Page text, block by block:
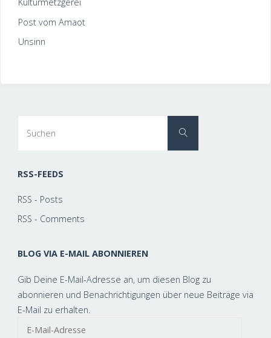
Kulturmetzgerei
Post vom Amaot
Unsinn
Suchen
RSS-FEEDS
RSS - Posts
RSS - Comments
BLOG VIA E-MAIL ABONNIEREN
Gib Deine E-Mail-Adresse an, um diesen Blog zu
abonnieren und Benachrichtigungen über neue Beiträge via
E-Mail zu erhalten.